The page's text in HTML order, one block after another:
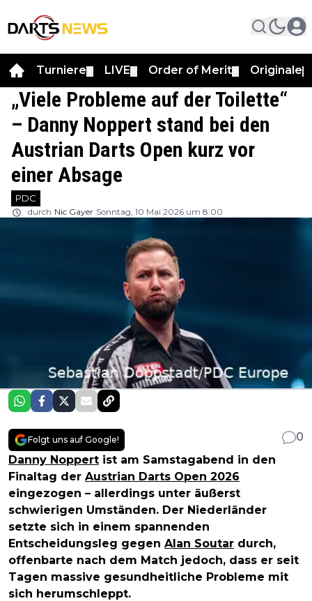
Turniere LIVE Order of Merit Originale
„Viele Probleme auf der Toilette“
– Danny Noppert stand bei den
Austrian Darts Open kurz vor
einer Absage
PDC
durch Nic Gayer Sonntag, 10 Mai 2026 um 8:00
Folgt uns auf Google!
0
Danny Noppert ist am Samstagabend in den
Finaltag der Austrian Darts Open 2026
eingezogen – allerdings unter äußerst
schwierigen Umständen. Der Niederländer
setzte sich in einem spannenden
Entscheidungsleg gegen Alan Soutar durch,
offenbarte nach dem Match jedoch, dass er seit
Tagen massive gesundheitliche Probleme mit
sich herumschleppt.